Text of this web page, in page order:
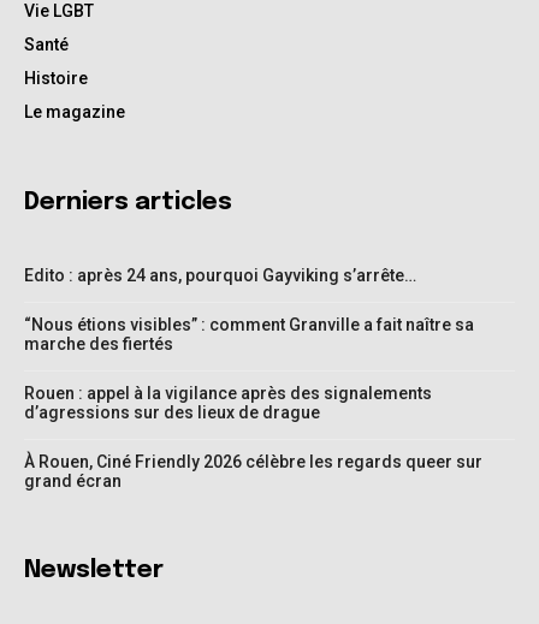
Vie LGBT
Santé
Histoire
Le magazine
Derniers articles
Edito : après 24 ans, pourquoi Gayviking s’arrête…
“Nous étions visibles” : comment Granville a fait naître sa
marche des fiertés
Rouen : appel à la vigilance après des signalements
d’agressions sur des lieux de drague
À Rouen, Ciné Friendly 2026 célèbre les regards queer sur
grand écran
Newsletter